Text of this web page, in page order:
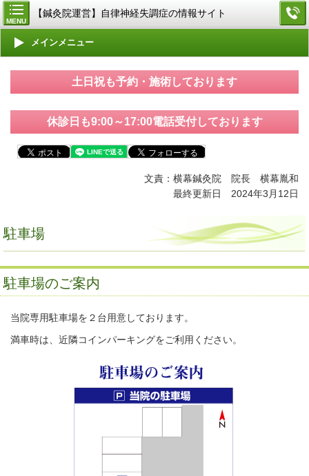
MENU
【鍼灸院運営】自律神経失調症の情報サイト
メインメニュー
土日祝も予約・施術しております
休診日も9:00～17:00電話受付しております
文責：横幕鍼灸院 院長 横幕胤和
最終更新日 2024年3月12日
駐車場
駐車場のご案内
当院専用駐車場を２台用意しております。
満車時は、近隣コインパーキングをご利用ください。